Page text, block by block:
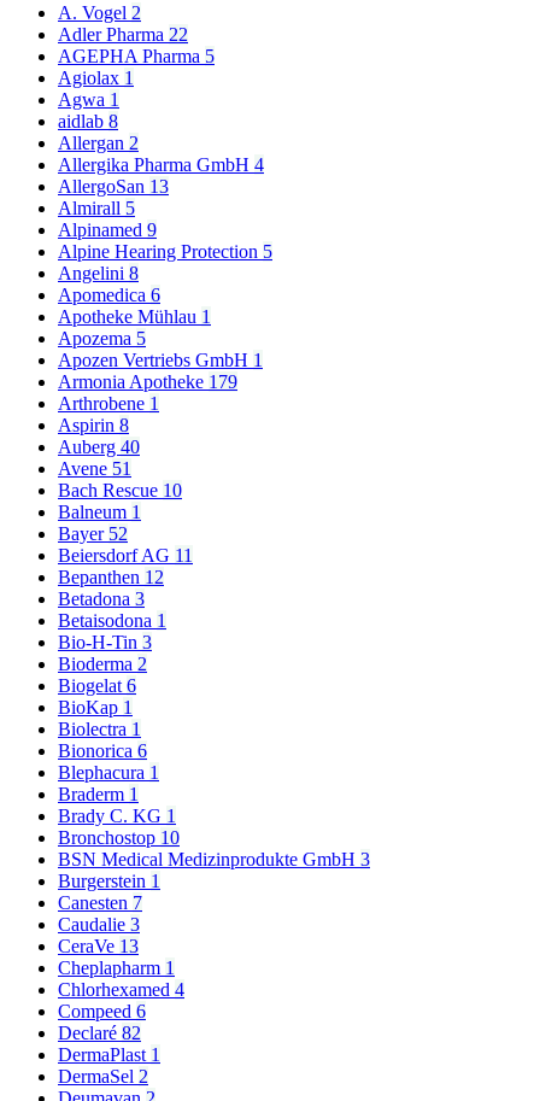
A. Vogel 2
Adler Pharma 22
AGEPHA Pharma 5
Agiolax 1
Agwa 1
aidlab 8
Allergan 2
Allergika Pharma GmbH 4
AllergoSan 13
Almirall 5
Alpinamed 9
Alpine Hearing Protection 5
Angelini 8
Apomedica 6
Apotheke Mühlau 1
Apozema 5
Apozen Vertriebs GmbH 1
Armonia Apotheke 179
Arthrobene 1
Aspirin 8
Auberg 40
Avene 51
Bach Rescue 10
Balneum 1
Bayer 52
Beiersdorf AG 11
Bepanthen 12
Betadona 3
Betaisodona 1
Bio-H-Tin 3
Bioderma 2
Biogelat 6
BioKap 1
Biolectra 1
Bionorica 6
Blephacura 1
Braderm 1
Brady C. KG 1
Bronchostop 10
BSN Medical Medizinprodukte GmbH 3
Burgerstein 1
Canesten 7
Caudalie 3
CeraVe 13
Cheplapharm 1
Chlorhexamed 4
Compeed 6
Declaré 82
DermaPlast 1
DermaSel 2